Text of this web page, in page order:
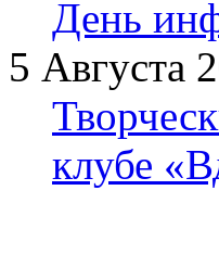
День
5 Августа
клубе